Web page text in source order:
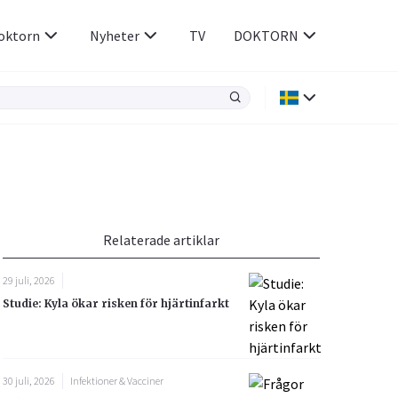
Rökavvänjning
Rörelseapparaten
Sex & Samliv
Sömn & Stress
Nyheter TV DOKTORN
Relaterade artiklar
29 juli, 2026
Studie: Kyla ökar risken för hjärtinfarkt
30 juli, 2026
Infektioner & Vacciner